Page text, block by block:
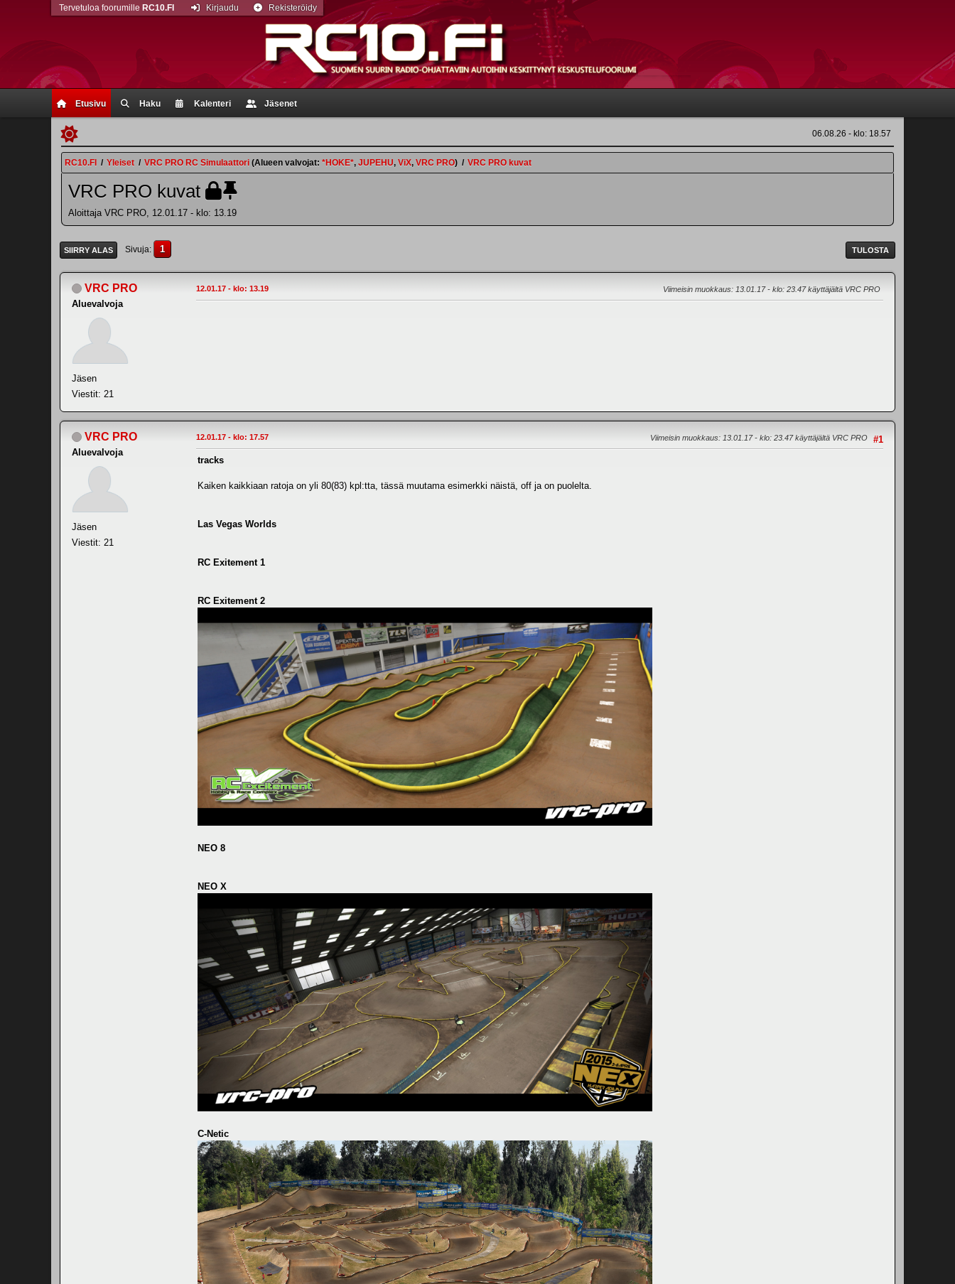
Etusivu Haku Kalenteri Jäsenet
Tervetuloa foorumille RC10.FI Kirjaudu Rekisteröidy
06.08.26 - klo: 18.57
RC10.FI / Yleiset / VRC PRO RC Simulaattori (Alueen valvojat: *HOKE*, JUPEHU, ViX, VRC PRO) / VRC PRO kuvat
VRC PRO kuvat
Aloittaja VRC PRO, 12.01.17 - klo: 13.19
TULOSTA
SIIRRY ALAS Sivuja 1
VRC PRO
Aluevalvoja
Jäsen
Viestit: 21
12.01.17 - klo: 13.19 Viimeisin muokkaus: 13.01.17 - klo: 23.47 käyttäjältä VRC PRO
VRC PRO
Aluevalvoja
Jäsen
Viestit: 21
#1
12.01.17 - klo: 17.57 Viimeisin muokkaus: 13.01.17 - klo: 23.47 käyttäjältä VRC PRO
tracks
Kaiken kaikkiaan ratoja on yli 80(83) kpl:tta, tässä muutama esimerkki näistä, off ja on puolelta.
Las Vegas Worlds
RC Exitement 1
RC Exitement 2
NEO 8
NEO X
C-Netic